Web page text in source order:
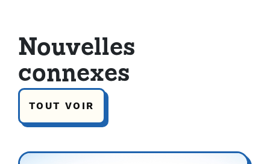
Nouvelles
connexes
TOUT VOIR